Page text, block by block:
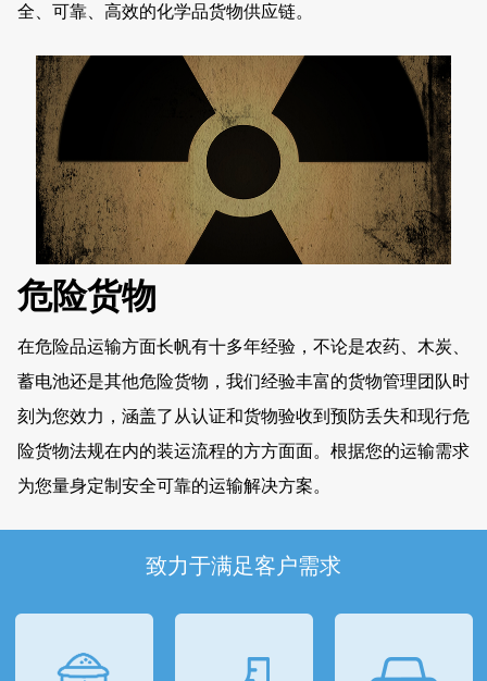
全、可靠、高效的化学品货物供应链。
危险货物
在危险品运输方面长帆有十多年经验，不论是农药、木炭、
蓄电池还是其他危险货物，我们经验丰富的货物管理团队时
刻为您效力，涵盖了从认证和货物验收到预防丢失和现行危
险货物法规在内的装运流程的方方面面。根据您的运输需求
为您量身定制安全可靠的运输解决方案。
致力于满足客户需求